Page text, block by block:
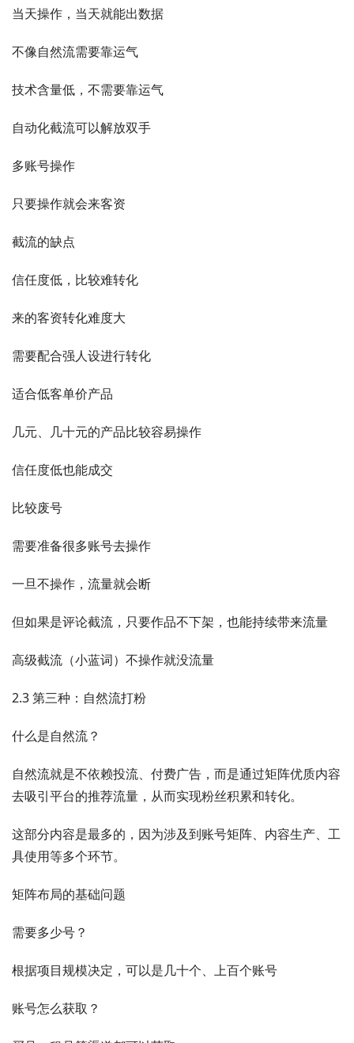
当天操作，当天就能出数据
不像自然流需要靠运气
技术含量低，不需要靠运气
自动化截流可以解放双手
多账号操作
只要操作就会来客资
截流的缺点
信任度低，比较难转化
来的客资转化难度大
需要配合强人设进行转化
适合低客单价产品
几元、几十元的产品比较容易操作
信任度低也能成交
比较废号
需要准备很多账号去操作
一旦不操作，流量就会断
但如果是评论截流，只要作品不下架，也能持续带来流量
高级截流（小蓝词）不操作就没流量
2.3 第三种：自然流打粉
什么是自然流？
自然流就是不依赖投流、付费广告，而是通过矩阵优质内容
去吸引平台的推荐流量，从而实现粉丝积累和转化。
这部分内容是最多的，因为涉及到账号矩阵、内容生产、工
具使用等多个环节。
矩阵布局的基础问题
需要多少号？
根据项目规模决定，可以是几十个、上百个账号
账号怎么获取？